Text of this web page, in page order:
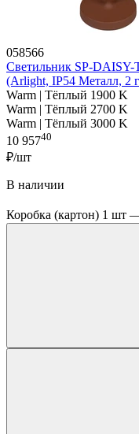
058566
Светильник SP-DAISY-
(Arlight, IP54 Металл, 2
Warm | Тёплый 1900 K
Warm | Тёплый 2700 K
Warm | Тёплый 3000 K
10 95740
₽/шт
В наличии
Коробка (картон) 1 шт